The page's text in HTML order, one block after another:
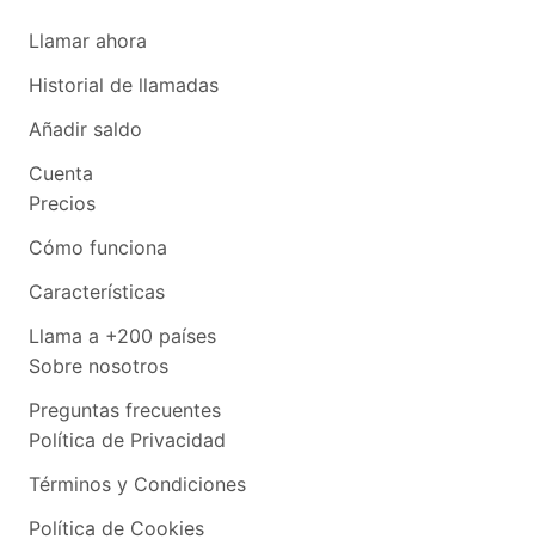
Llamar ahora
Historial de llamadas
Añadir saldo
Cuenta
Precios
Cómo funciona
Características
Llama a +200 países
Sobre nosotros
Preguntas frecuentes
Política de Privacidad
Términos y Condiciones
Política de Cookies